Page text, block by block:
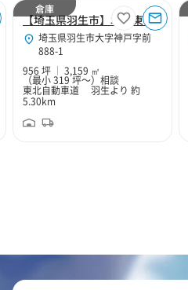
【埼玉県羽生市】北関東Hubセンター
埼玉県羽生市大字神戸字前
888-1
956 坪
3,159 ㎡
（最小 319 坪～） 相談
東北自動車道 羽生より 約
5.30km
倉庫